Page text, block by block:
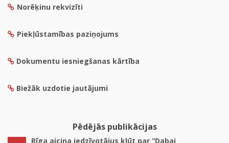
Norēķinu rekvizīti
Piekļūstamības paziņojums
Dokumentu iesniegšanas kārtība
Biežāk uzdotie jautājumi
Pēdējās publikācijas
Rīga aicina iedzīvotājus kļūt par “Dabai